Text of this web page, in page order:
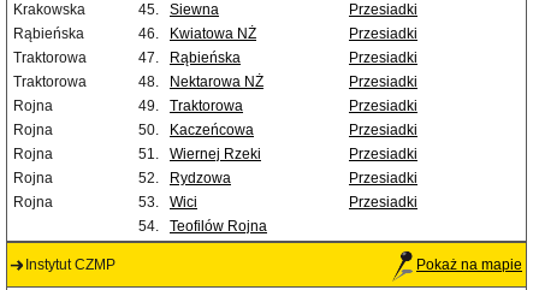
Krakowska
45. Siewna
Przesiadki
Rąbieńska
46. Kwiatowa NŻ
Przesiadki
Traktorowa
47. Rąbieńska
Przesiadki
Traktorowa
48. Nektarowa NŻ
Przesiadki
Rojna
49. Traktorowa
Przesiadki
Rojna
50. Kaczeńcowa
Przesiadki
Rojna
51. Wiernej Rzeki
Przesiadki
Rojna
52. Rydzowa
Przesiadki
Rojna
53. Wici
Przesiadki
54.
Teofilów Rojna
Instytut CZMP Pokaż na mapie